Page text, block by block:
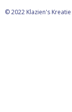
© 2022 Klazien's Kreatie